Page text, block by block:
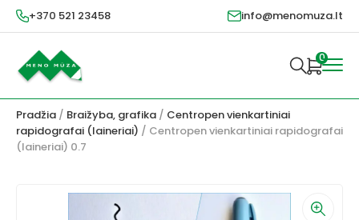
+370 521 23458 info@menomuza.lt
0
Pradžia / Braižyba, grafika / Centropen vienkartiniai
rapidografai (laineriai) / Centropen vienkartiniai rapidografai
(laineriai) 0.7